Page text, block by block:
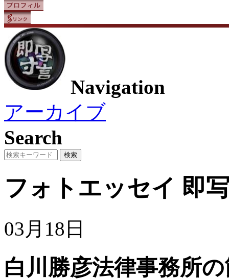
Navigation
アーカイブ
Search
フォトエッセイ 即
03月18日
白川勝彦法律事務所